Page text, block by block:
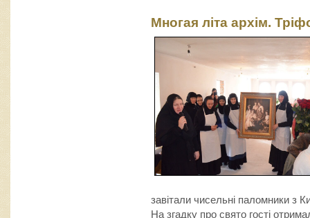
Многая літа архім.
завітали чисельні паломники з
На згадку про свято гості